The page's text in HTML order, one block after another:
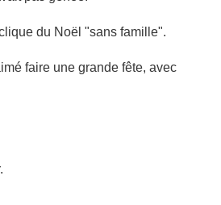
du Noël "sans famille".
faire une grande fête, avec